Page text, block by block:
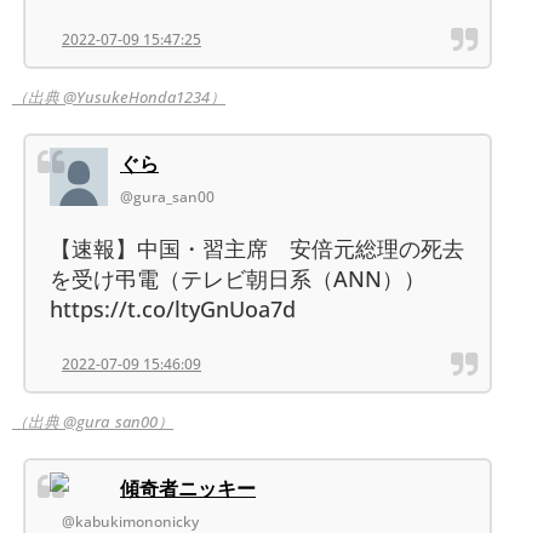
2022-07-09 15:47:25
（出典 @YusukeHonda1234）
ぐら
@gura_san00
【速報】中国・習主席 安倍元総理の死去
を受け弔電（テレビ朝日系（ANN））
https://t.co/ltyGnUoa7d
2022-07-09 15:46:09
（出典 @gura_san00）
傾奇者ニッキー
@kabukimononicky